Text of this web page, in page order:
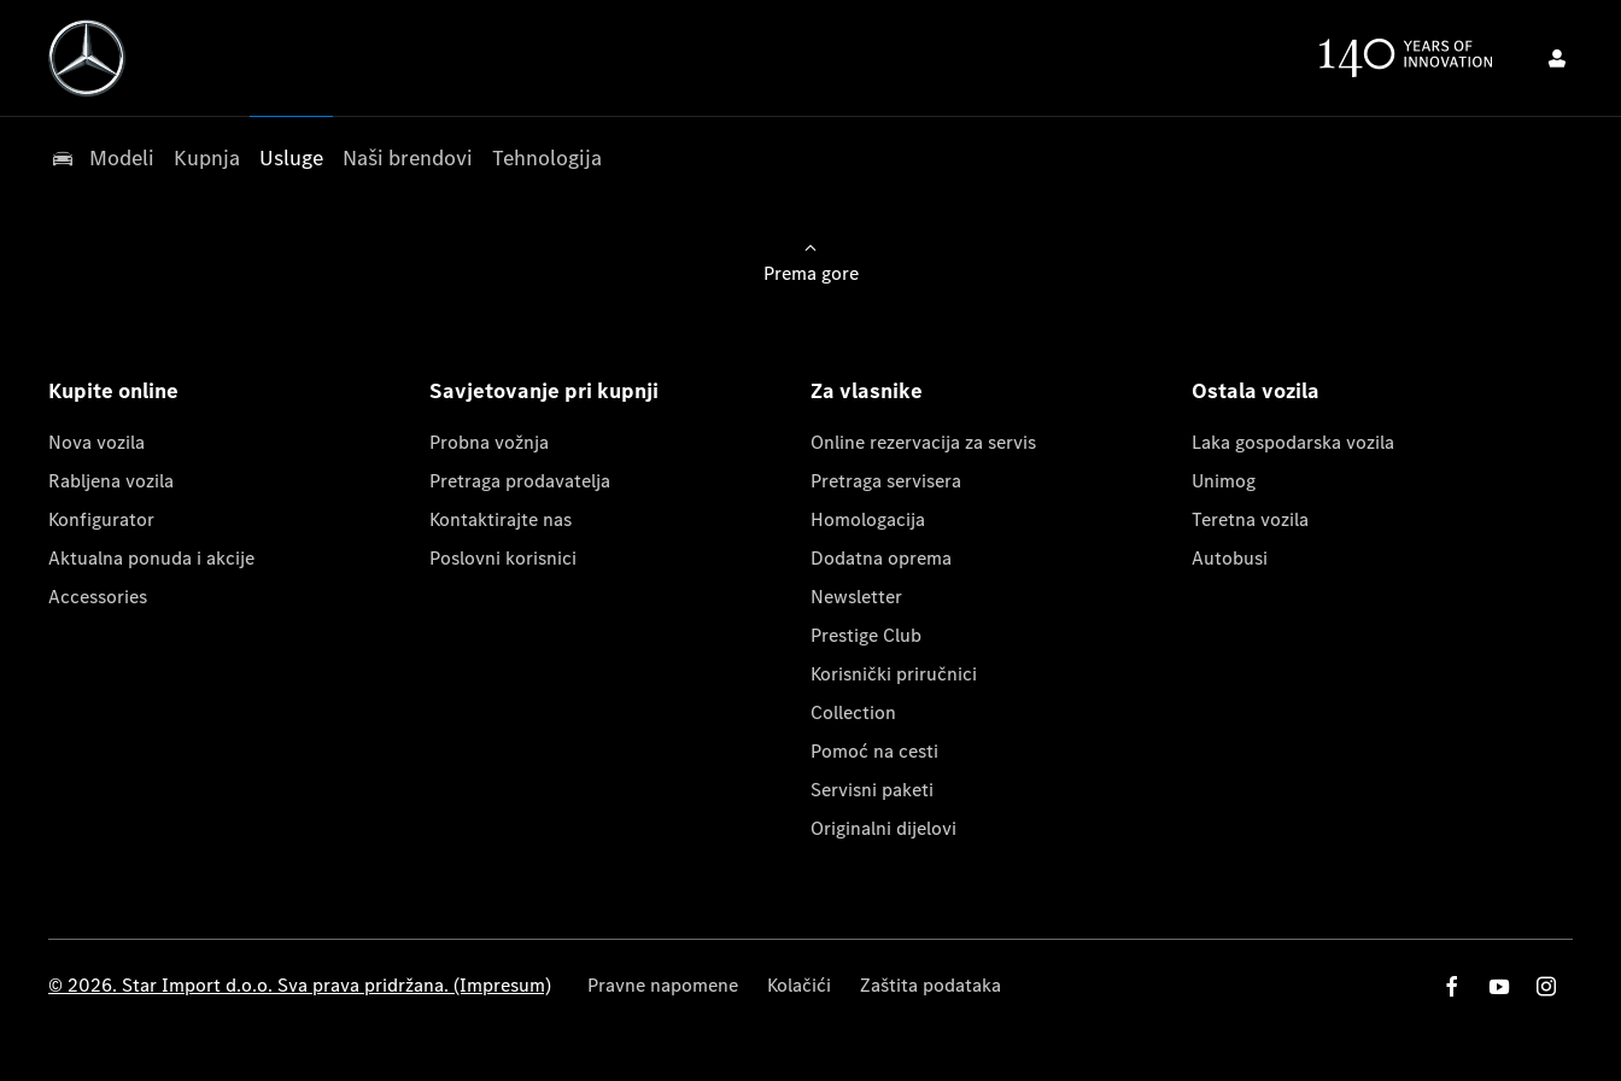
Modeli Kupnja Usluge Naši brendovi Tehnologija
Prema gore
Kupite online
Nova vozila
Rabljena vozila
Konfigurator
Aktualna ponuda i akcije
Accessories
Savjetovanje pri kupnji
Probna vožnja
Pretraga prodavatelja
Kontaktirajte nas
Poslovni korisnici
Za vlasnike
Online rezervacija za servis
Pretraga servisera
Homologacija
Dodatna oprema
Newsletter
Prestige Club
Korisnički priručnici
Collection
Pomoć na cesti
Servisni paketi
Originalni dijelovi
Ostala vozila
Laka gospodarska vozila
Unimog
Teretna vozila
Autobusi
© 2026. Star Import d.o.o. Sva prava pridržana. (Impresum) Pravne napomene Kolačići Zaštita podataka